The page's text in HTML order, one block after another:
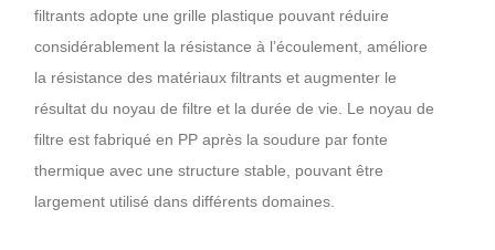
filtrants adopte une grille plastique pouvant réduire
considérablement la résistance à l’écoulement, améliore
la résistance des matériaux filtrants et augmenter le
résultat du noyau de filtre et la durée de vie. Le noyau de
filtre est fabriqué en PP après la soudure par fonte
thermique avec une structure stable, pouvant être
largement utilisé dans différents domaines.